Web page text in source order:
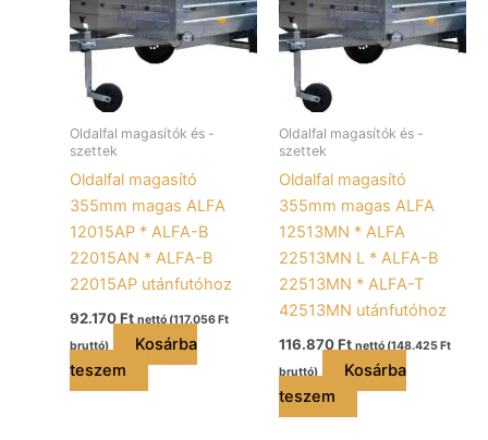
Oldalfal magasítók és -
szettek
Oldalfal magasító
355mm magas ALFA
12015AP * ALFA-B
22015AN * ALFA-B
22015AP utánfutóhoz
92.170Ft nettó (117.056 Ft
bruttó)
Kosárba
teszem
Oldalfal magasítók és -
szettek
Oldalfal magasító
355mm magas ALFA
12513MN * ALFA
22513MN L * ALFA-B
22513MN * ALFA-T
42513MN utánfutóhoz
116.870Ft nettó (148.425 Ft
bruttó)
Kosárba
teszem